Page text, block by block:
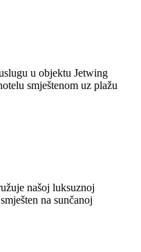
u objektu Jetwing
smještenom uz plažu
našoj luksuznoj
na sunčanoj